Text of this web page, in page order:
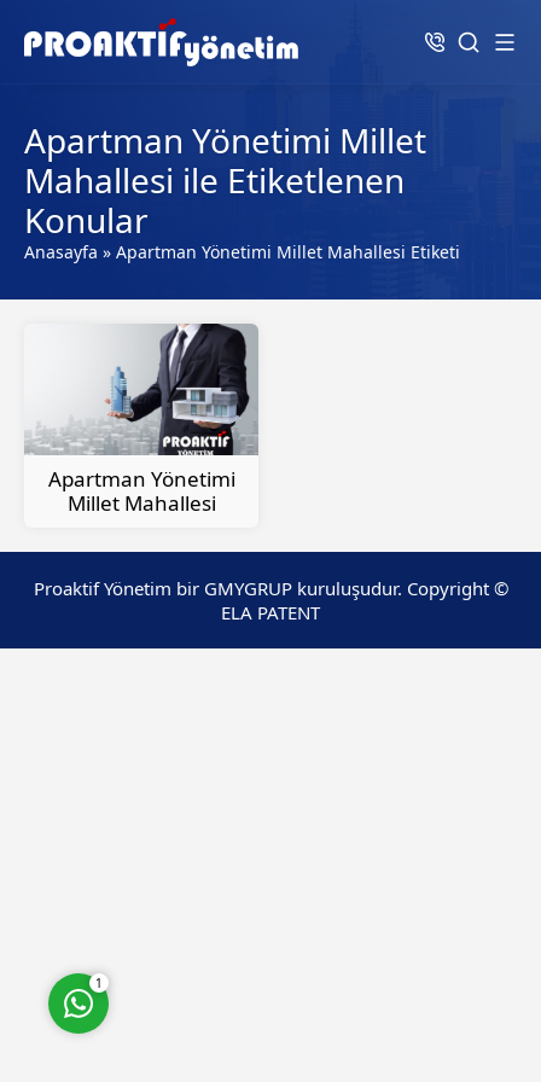
Apartman Yönetimi Millet
Mahallesi ile Etiketlenen
Konular
Anasayfa » Apartman Yönetimi Millet Mahallesi Etiketi
Apartman Yönetimi
Millet Mahallesi
Proaktif Yönetim bir GMYGRUP kuruluşudur. Copyright ©
ELA PATENT
1